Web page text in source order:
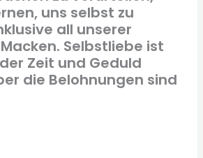
uns selbst zu
all unserer
Selbstliebe ist
Zeit und Geduld
die Belohnungen sind